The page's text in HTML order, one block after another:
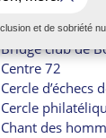
Bois-Colombes
Bridge club de
Centre 72
Cercle d’échecs
Cercle
Chant des